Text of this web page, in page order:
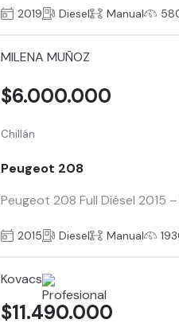
2019 Diesel Manual
MILENA MUÑOZ
Chillán
Peugeot 208
Peugeot 208 Full Diésel 2015
$6.000.000
2015 Diesel Manual
Kovacs
$11.490.000